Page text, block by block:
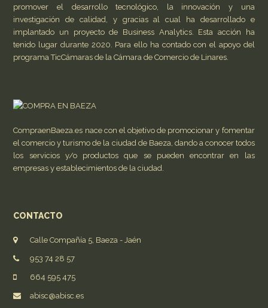
promover el desarrollo tecnológico, la innovación y una
investigación de calidad, y gracias al cual ha desarrollado e
implantado un proyecto de Business Analytics. Esta acción ha
tenido lugar durante 2020. Para ello ha contado con el apoyo del
programa TicCámaras de la Cámara de Comercio de Linares.
CompraenBaeza.es nace con el objetivo de promocionar y fomentar
el comercio y turismo de la ciudad de Baeza, dando a conocer todos
los servicios y/o productos que se pueden encontrar en las
empresas y establecimientos de la ciudad.
CONTACTO
Calle Compañía 5, Baeza - Jaén
953 74 28 57
664 595 475
abisc@abisc.es